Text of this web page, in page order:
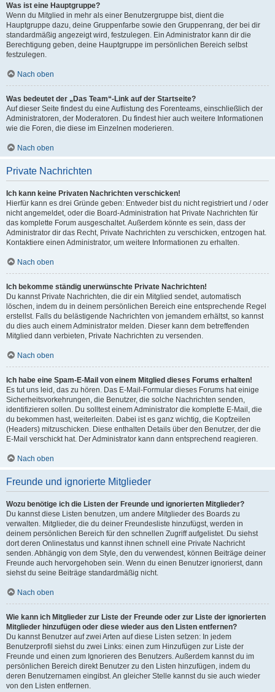
Was ist eine Hauptgruppe?
Wenn du Mitglied in mehr als einer Benutzergruppe bist, dient die
Hauptgruppe dazu, deine Gruppenfarbe sowie den Gruppenrang, der bei dir
standardmäßig angezeigt wird, festzulegen. Ein Administrator kann dir die
Berechtigung geben, deine Hauptgruppe im persönlichen Bereich selbst
festzulegen.
Nach oben
Was bedeutet der „Das Team“-Link auf der Startseite?
Auf dieser Seite findest du eine Auflistung des Forenteams, einschließlich der
Administratoren, der Moderatoren. Du findest hier auch weitere Informationen
wie die Foren, die diese im Einzelnen moderieren.
Nach oben
Private Nachrichten
Ich kann keine Privaten Nachrichten verschicken!
Hierfür kann es drei Gründe geben: Entweder bist du nicht registriert und / oder
nicht angemeldet, oder die Board-Administration hat Private Nachrichten für
das komplette Forum ausgeschaltet. Außerdem könnte es sein, dass der
Administrator dir das Recht, Private Nachrichten zu verschicken, entzogen hat.
Kontaktiere einen Administrator, um weitere Informationen zu erhalten.
Nach oben
Ich bekomme ständig unerwünschte Private Nachrichten!
Du kannst Private Nachrichten, die dir ein Mitglied sendet, automatisch
löschen, indem du in deinem persönlichen Bereich eine entsprechende Regel
erstellst. Falls du belästigende Nachrichten von jemandem erhältst, so kannst
du dies auch einem Administrator melden. Dieser kann dem betreffenden
Mitglied dann verbieten, Private Nachrichten zu versenden.
Nach oben
Ich habe eine Spam-E-Mail von einem Mitglied dieses Forums erhalten!
Es tut uns leid, das zu hören. Das E-Mail-Formular dieses Forums hat einige
Sicherheitsvorkehrungen, die Benutzer, die solche Nachrichten senden,
identifizieren sollen. Du solltest einem Administrator die komplette E-Mail, die
du bekommen hast, weiterleiten. Dabei ist es ganz wichtig, die Kopfzeilen
(Headers) mitzuschicken. Diese enthalten Details über den Benutzer, der die
E-Mail verschickt hat. Der Administrator kann dann entsprechend reagieren.
Nach oben
Freunde und ignorierte Mitglieder
Wozu benötige ich die Listen der Freunde und ignorierten Mitglieder?
Du kannst diese Listen benutzen, um andere Mitglieder des Boards zu
verwalten. Mitglieder, die du deiner Freundesliste hinzufügst, werden in
deinem persönlichen Bereich für den schnellen Zugriff aufgelistet. Du siehst
dort deren Onlinestatus und kannst ihnen schnell eine Private Nachricht
senden. Abhängig von dem Style, den du verwendest, können Beiträge deiner
Freunde auch hervorgehoben sein. Wenn du einen Benutzer ignorierst, dann
siehst du seine Beiträge standardmäßig nicht.
Nach oben
Wie kann ich Mitglieder zur Liste der Freunde oder zur Liste der ignorierten
Mitglieder hinzufügen oder diese wieder aus den Listen entfernen?
Du kannst Benutzer auf zwei Arten auf diese Listen setzen: In jedem
Benutzerprofil siehst du zwei Links: einen zum Hinzufügen zur Liste der
Freunde und einen zum Ignorieren des Benutzers. Außerdem kannst du im
persönlichen Bereich direkt Benutzer zu den Listen hinzufügen, indem du
deren Benutzernamen eingibst. An gleicher Stelle kannst du sie auch wieder
von den Listen entfernen.